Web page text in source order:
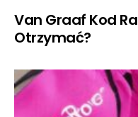
Van Graaf Kod
Otrzymać?